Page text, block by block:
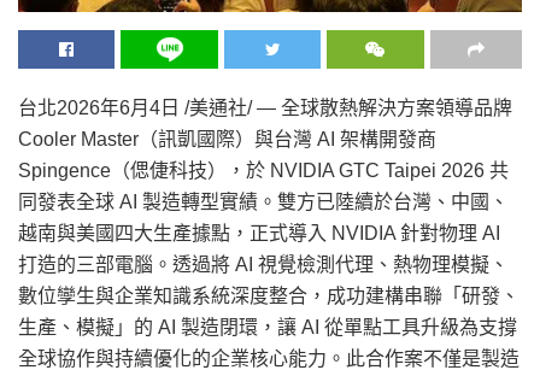
台北2026年6月4日 /美通社/ — 全球散熱解決方案領導品牌
Cooler Master（訊凱國際）與台灣 AI 架構開發商
Spingence（偲倢科技），於 NVIDIA GTC Taipei 2026 共
同發表全球 AI 製造轉型實績。雙方已陸續於台灣、中國、
越南與美國四大生產據點，正式導入 NVIDIA 針對物理 AI
打造的三部電腦。透過將 AI 視覺檢測代理、熱物理模擬、
數位孿生與企業知識系統深度整合，成功建構串聯「研發、
生產、模擬」的 AI 製造閉環，讓 AI 從單點工具升級為支撐
全球協作與持續優化的企業核心能力。此合作案不僅是製造